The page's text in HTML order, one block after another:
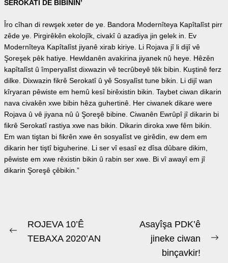
SEROKATÎ DE BIBÎNIN’
Îro cîhan di rewşek xeter de ye. Bandora Modernîteya Kapîtalîst pirr
zêde ye. Pirgirêkên ekolojîk, civakî û azadiya jin gelek in. Ev
Modernîteya Kapîtalîst jiyanê xirab kiriye. Li Rojava jî li dijî vê
Şoreşek pêk hatiye. Hewldanên avakirina jiyanek nû heye. Hêzên
kapîtalîst û împeryalîst dixwazin vê tecrûbeyê têk bibin. Kuştinê ferz
dilke. Dixwazin fikrê Serokatî û yê Sosyalîst tune bikin. Li dijî wan
kîryaran pêwiste em hemû kesî birêxistin bikin. Taybet ciwan dikarin
nava civakên xwe bibin hêza guhertinê. Her ciwanek dikare were
Rojava û vê jiyana nû û Şoreşê bibine. Ciwanên Ewrûpî jî dikarin bi
fikrê Serokatî rastiya xwe nas bikin. Dikarin diroka xwe fêm bikin.
Em wan tiştan bi fikrên xwe ên sosyalîst ve girêdin, ew dem em
dikarin her tiştî biguherine. Li ser vî esasî ez dîsa dûbare dikim,
pêwiste em xwe rêxistin bikin û rabin ser xwe. Bi vî awayî em jî
dikarin Şoreşê çêbikin.”
Beitrags-
Navigation
Previous
ROJEVA 10’Ê
TEBAXA 2020’AN
Asayîşa PDK’ê
jineke ciwan
binçavkir!